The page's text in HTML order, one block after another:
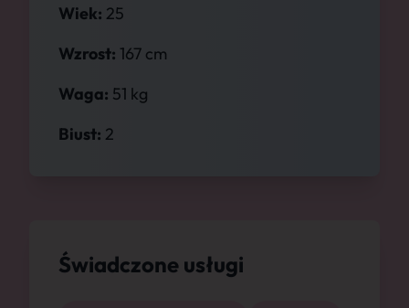
Wiek: 25
Wzrost: 167 cm
Waga: 51 kg
Biust: 2
Świadczone usługi